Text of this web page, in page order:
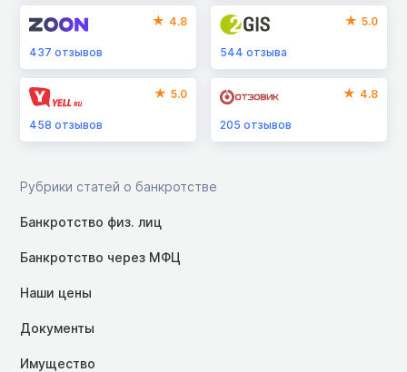
4.8
437 отзывов
5.0
544отзыва
5.0
458 отзывов
4.8
205отзывов
Рубрики статей о банкротстве
Банкротство физ. лиц
Банкротство через МФЦ
Наши цены
Документы
Имущество